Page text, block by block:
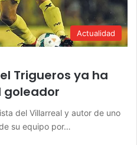
Actualidad
Trigueros ya ha
goleador
del Villarreal y autor de uno
su equipo por…